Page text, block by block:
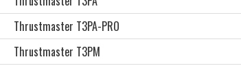
Thrustmaster T3PA-PRO
Thrustmaster T3PM